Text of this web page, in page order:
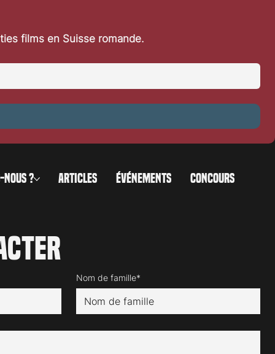
films en Suisse romande.
? ARTICLES ÉVÉNEMENTS CONCOURS
Nom de famille*